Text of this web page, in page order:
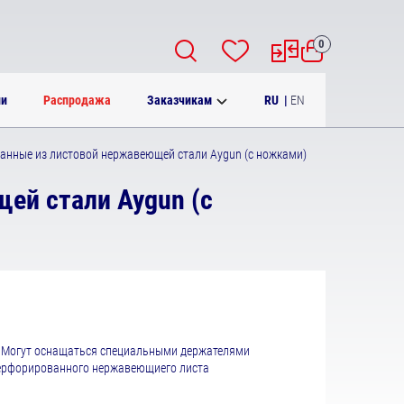
Распродажа Заказчикам RU | EN
0
из листовой нержавеющей стали Aygun (с ножками)
стали Aygun (с
оснащаться специальными держателями
нержавеющиего листа